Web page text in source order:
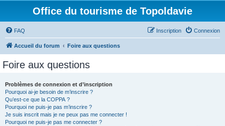
Office du tourisme de Topoldavie
FAQ Connexion
Inscription
Accueil du forum Foire aux questions
Foire aux questions
Problèmes de connexion et d’inscription
Pourquoi ai-je besoin de m’inscrire ?
Qu’est-ce que la COPPA ?
Pourquoi ne puis-je pas m’inscrire ?
Je suis inscrit mais je ne peux pas me connecter !
Pourquoi ne puis-je pas me connecter ?